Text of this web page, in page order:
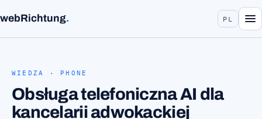
webRichtung. PL
WIEDZA · PHONE
Obsługa telefoniczna AI dla
kancelarii adwokackiej